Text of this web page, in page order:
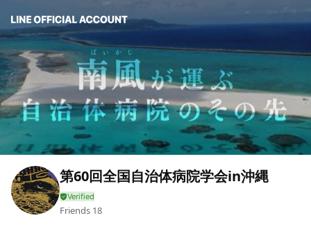
第60回全国自治体病院学会in沖縄
Friends 18